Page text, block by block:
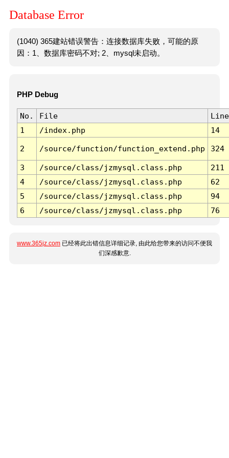
Database Error
(1040) 365建站错误警告：连接数据库失败，可能的原
因：1、数据库密码不对; 2、mysql未启动。
PHP Debug
No. File
Line
1
/index.php 14
2 /source/function/function_extend.php 324
3 /source/class/jzmysql.class.php
211
4
/source/class/jzmysql.class.php
62
5
/source/class/jzmysql.class.php
94
6
/source/class/jzmysql.class.php 76
www.365jz.com 已经将此出错信息详细记录, 由此给您带来的访问不便我
们深感歉意.